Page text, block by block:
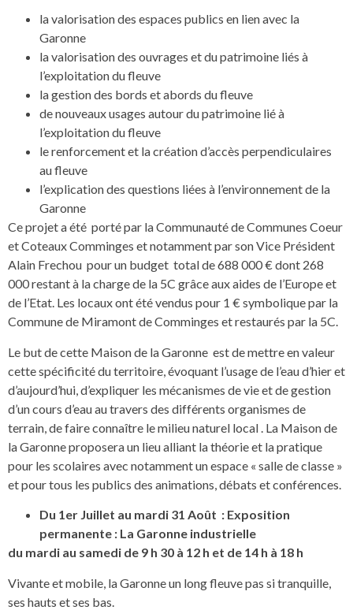
la valorisation des espaces publics en lien avec la
Garonne
la valorisation des ouvrages et du patrimoine liés à
l’exploitation du fleuve
la gestion des bords et abords du fleuve
de nouveaux usages autour du patrimoine lié à
l’exploitation du fleuve
le renforcement et la création d’accès perpendiculaires
au fleuve
l’explication des questions liées à l’environnement de la
Garonne
Ce projet a été porté par la Communauté de Communes Coeur
et Coteaux Comminges et notamment par son Vice Président
Alain Frechou pour un budget total de 688 000 € dont 268
000 restant à la charge de la 5C grâce aux aides de l’Europe et
de l’Etat. Les locaux ont été vendus pour 1 € symbolique par la
Commune de Miramont de Comminges et restaurés par la 5C.
Le but de cette Maison de la Garonne est de mettre en valeur
cette spécificité du territoire, évoquant l’usage de l’eau d’hier et
d’aujourd’hui, d’expliquer les mécanismes de vie et de gestion
d’un cours d’eau au travers des différents organismes de
terrain, de faire connaître le milieu naturel local . La Maison de
la Garonne proposera un lieu alliant la théorie et la pratique
pour les scolaires avec notamment un espace « salle de classe »
et pour tous les publics des animations, débats et conférences.
Du 1er Juillet au mardi 31 Août : Exposition
permanente : La Garonne industrielle
du mardi au samedi de 9 h 30 à 12 h et de 14 h à 18 h
Vivante et mobile, la Garonne un long fleuve pas si tranquille,
ses hauts et ses bas.